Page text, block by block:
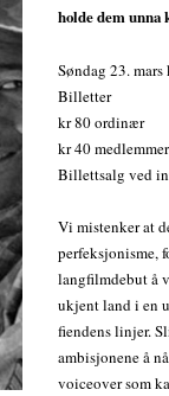
holde dem unna
Søndag 23.
Billetter
kr 80 ordinær
kr 40 medlemmer
Billettsalg ved
Vi mistenker at
perfeksjonisme,
langfilmdebut å
ukjent land i en
fiendens linjer.
ambisjonene å
voiceover som